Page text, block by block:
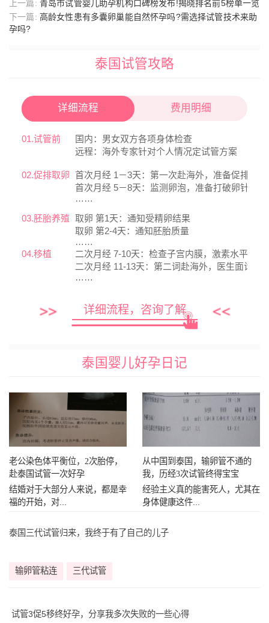
上一篇: 青岛市试管婴儿助孕机构口碑榜发布!揭晓排名前5榜单一览
下一篇: 高龄女性患有多囊卵巢能自然怀孕吗?需选择试管技术来助
孕吗?
泰国试管攻略
详细流程 费用明细
01.试管前
国内：男女双方各项身体检查
远程：海外专家针对个人情况定试管方案
02.促排取卵 首次月经 1－3天：第一次赴海外，准备促排
首次月经 5－8天：监测卵泡，准备打破卵针
……
03.胚胎养殖 取卵 第1天：通知受精卵结果
取卵 第2-4天：通知胚胎质量
……
04.移植
二次月经 7-10天：检查子宫内膜，激素水平
二次月经 11-13天：第二词赴海外，医生面诊
……
详细流程，咨询了解
泰国婴儿好孕日记
老公染色体平衡位，2次胎停，
赴泰国试管一次好孕
结婚对于大部分人来说，都是幸
福的开始，对...
从中国到泰国，输卵管不通的
我，历经3次试管终得宝宝
经验主义真的能害死人，尤其在
身体健康这件...
泰国三代试管归来，我终于有了自己的儿子
输卵管粘连 三代试管
试管3促5移终好孕，分享我多次失败的一些心得